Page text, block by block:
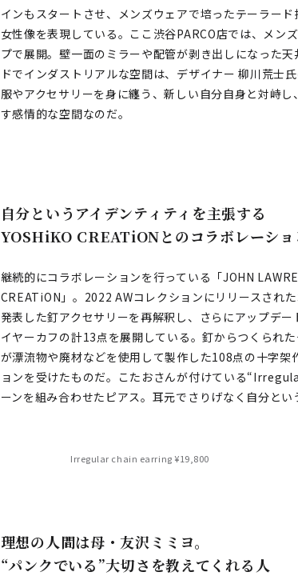
インもスタートさせ、メンズウェアで培ったテーラー
女性像を表現している。ここ渋谷PARCO店では、メン
プで展開。壁一面のミラーや配管が剥き出しになった
ドでインダストリアルな空間は、デザイナー 柳川荒士
服やアクセサリーを身に纏う、新しい自分自身と対峙し
す感情的な空間なのだ。
自分というアイデンティティを主張する
YOSHiKO CREATiONとのコラボレーショ
継続的にコラボレーションを行っている「JOHN
CREATiON」。2022 AWコレクションにリリースされ
発表した釘アクセサリーを再解釈し、さらにアップデー
イヤーカフの計13点を展開している。釘からつくられ
が漂流物や廃材などを使用して製作した108点の十字
ョンを受けたものだ。こたおさんが付けている
ーンを組み合わせたピアス。耳元でさりげなく自分とい
Irregular chain earring ¥19,800
理想の人間は母・友沢ミミヨ。
“パンクでいる”大切さを教えてくれる人